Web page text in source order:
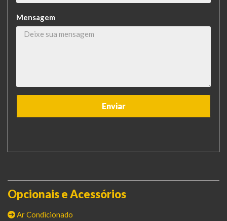
Mensagem
Opcionais e Acessórios
Ar Condicionado